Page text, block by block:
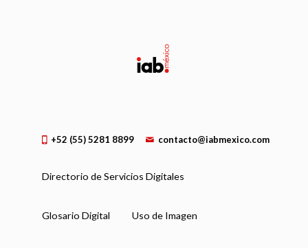
+52 (55) 5281 8899 contacto@iabmexico.com
Directorio de Servicios Digitales
Glosario Digital Uso de Imagen